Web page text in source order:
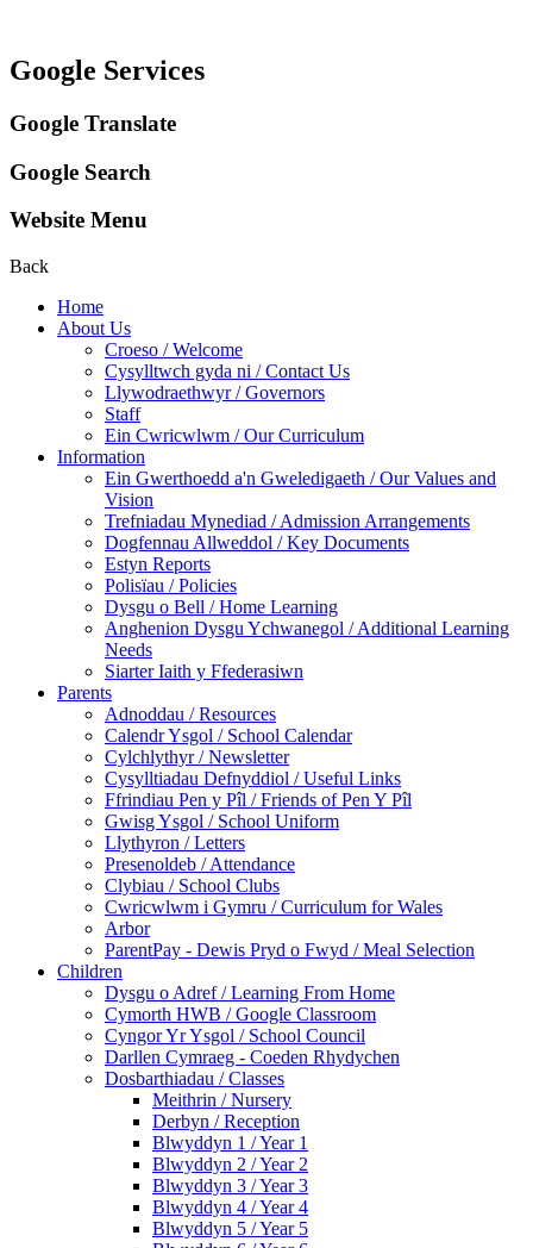
Google Services
Google Translate
Google Search
Website Menu
Back
Home
About Us
Croeso / Welcome
Cysylltwch gyda ni / Contact Us
Llywodraethwyr / Governors
Staff
Ein Cwricwlwm / Our Curriculum
Information
Ein Gwerthoedd a'n Gweledigaeth / Our Values and
Vision
Trefniadau Mynediad / Admission Arrangements
Dogfennau Allweddol / Key Documents
Estyn Reports
Polisïau / Policies
Dysgu o Bell / Home Learning
Anghenion Dysgu Ychwanegol / Additional Learning
Needs
Siarter Iaith y Ffederasiwn
Parents
Adnoddau / Resources
Calendr Ysgol / School Calendar
Cylchlythyr / Newsletter
Cysylltiadau Defnyddiol / Useful Links
Ffrindiau Pen y Pîl / Friends of Pen Y Pîl
Gwisg Ysgol / School Uniform
Llythyron / Letters
Presenoldeb / Attendance
Clybiau / School Clubs
Cwricwlwm i Gymru / Curriculum for Wales
Arbor
ParentPay - Dewis Pryd o Fwyd / Meal Selection
Children
Dysgu o Adref / Learning From Home
Cymorth HWB / Google Classroom
Cyngor Yr Ysgol / School Council
Darllen Cymraeg - Coeden Rhydychen
Dosbarthiadau / Classes
Meithrin / Nursery
Derbyn / Reception
Blwyddyn 1 / Year 1
Blwyddyn 2 / Year 2
Blwyddyn 3 / Year 3
Blwyddyn 4 / Year 4
Blwyddyn 5 / Year 5